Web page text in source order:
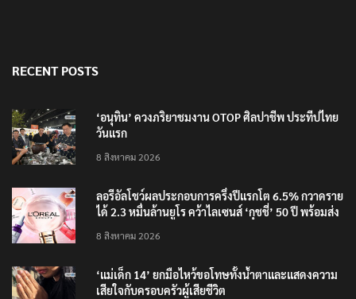
RECENT POSTS
‘อนุทิน’ ควงภริยาชมงาน OTOP ศิลปาชีพ ประทีปไทย
วันแรก
8 สิงหาคม 2026
ลอรีอัลโชว์ผลประกอบการครึ่งปีแรกโต 6.5% กวาดราย
ได้ 2.3 หมื่นล้านยูโร คว้าไลเซนส์ ‘กุชชี่’ 50 ปี พร้อมส่ง
8 สิงหาคม 2026
‘แม่เด็ก 14’ ยกมือไหว้ขอโทษทั้งน้ำตาและแสดงความ
เสียใจกับครอบครัวผู้เสียชีวิต